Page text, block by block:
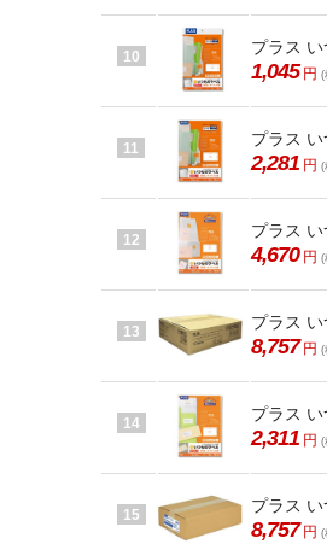
10 プラス
1,045 円 (
11 プラス
2,281 円 (
12 プラス
4,670 円 (
13 プラス
8,757 円 (
14 プラス
2,311 円 (
15 プラス
8,757 円 (